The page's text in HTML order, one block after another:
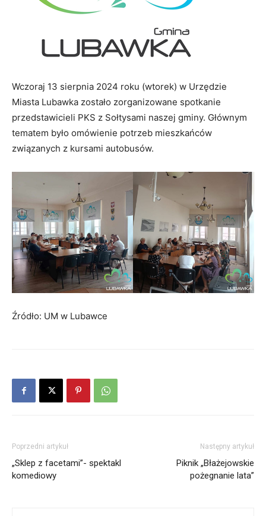
Wczoraj 13 sierpnia 2024 roku (wtorek) w Urzędzie
Miasta Lubawka zostało zorganizowane spotkanie
przedstawicieli PKS z Sołtysami naszej gminy. Głównym
tematem było omówienie potrzeb mieszkańców
związanych z kursami autobusów.
Źródło: UM w Lubawce
Poprzedni artykuł
„Sklep z facetami”- spektakl
komediowy
Następny artykuł
Piknik „Błażejowskie
pożegnanie lata”